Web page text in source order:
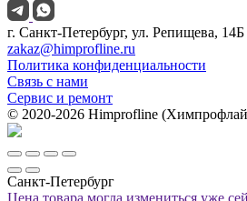
г. Санкт-Петербург, ул. Репищева, 14Б
zakaz@himprofline.ru
Политика конфиденциальности
Связь с нами
Сервис и ремонт
© 2020-2026 Himprofline
Санкт-Петербург
Цена товара могла измениться уже